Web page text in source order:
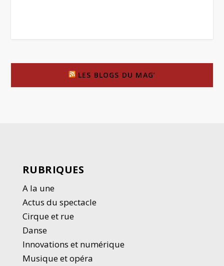
LES BLOGS DU MAG’
RUBRIQUES
A la une
Actus du spectacle
Cirque et rue
Danse
Innovations et numérique
Musique et opéra